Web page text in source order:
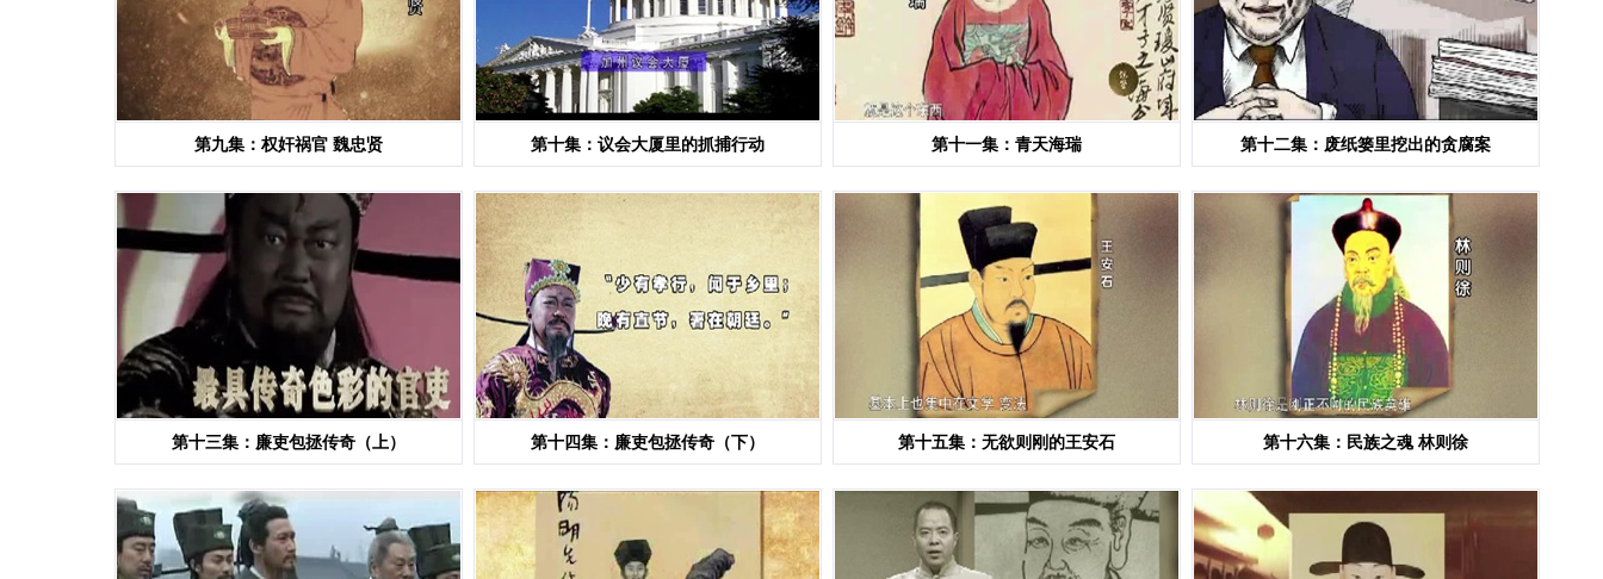
第九集：权奸祸官 魏忠贤 第十集：议会大厦里的抓捕行动 第十一集：青天海瑞 第十二集：废纸篓里挖出的贪腐案
第十三集：廉吏包拯传奇（上） 第十四集：廉吏包拯传奇（下） 第十五集：无欲则刚的王安石 第十六集：民族之魂 林则徐